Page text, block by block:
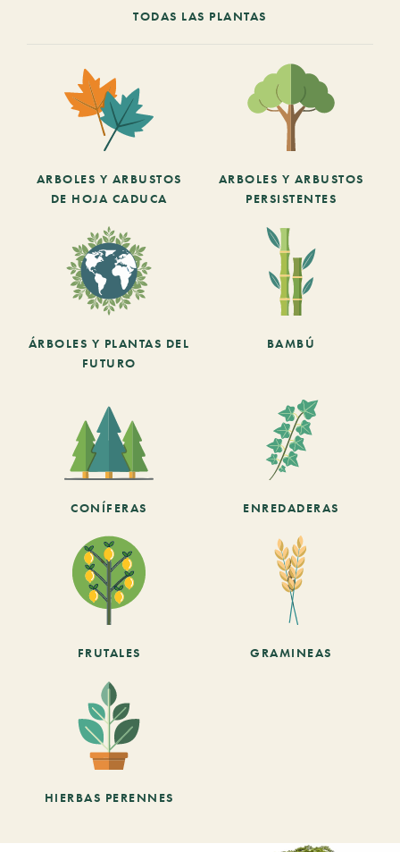
TODAS LAS PLANTAS
ARBOLES Y ARBUSTOS
DE HOJA CADUCA
ARBOLES Y ARBUSTOS
PERSISTENTES
ÁRBOLES Y PLANTAS DEL
FUTURO
BAMBÚ
CONÍFERAS ENREDADERAS
FRUTALES GRAMINEAS
HIERBAS PERENNES